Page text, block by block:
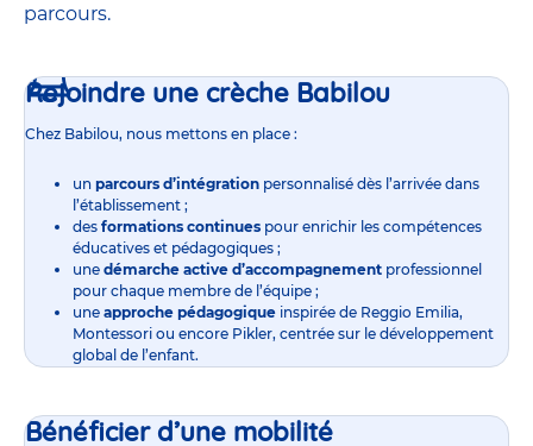
parcours.
Rejoindre une crèche Babilou
Chez Babilou, nous mettons en place :
un parcours d’intégration personnalisé dès l’arrivée dans
l’établissement ;
des formations continues pour enrichir les compétences
éducatives et pédagogiques ;
une démarche active d’accompagnement professionnel
pour chaque membre de l’équipe ;
une approche pédagogique inspirée de Reggio Emilia,
Montessori ou encore Pikler, centrée sur le développement
global de l’enfant.
Bénéficier d’une mobilité